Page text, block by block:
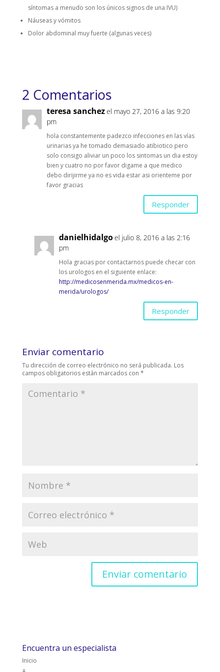
síntomas a menudo son los únicos signos de una IVU)
Náuseas y vómitos
Dolor abdominal muy fuerte (algunas veces)
2 Comentarios
teresa sanchezel mayo 27, 2016 a las 9:20
pm
hola constantemente padezco infecciones en las vías
urinarias ya he tomado demasiado atibiotico pero
solo consigo aliviar un poco los sintomas un dia estoy
bien y cuatro no por favor digame a que medico
debo dirijirme ya no es vida estar asi orienteme por
favor gracias
Responder
danielhidalgoel julio 8, 2016 a las 2:16
pm
Hola gracias por contactarnos puede checar con
los urologos en el siguiente enlace:
http://medicosenmerida.mx/medicos-en-
merida/urologos/
Responder
Enviar comentario
Tu dirección de correo electrónico no será publicada. Los
campos obligatorios están marcados con *
Encuentra un especialista
Inicio